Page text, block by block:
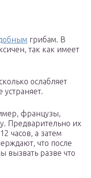
грибам. В
так как имеет
ослабляет
устраняет.
французы,
Предварительно их
часов, а затем
что после
вызвать разве что